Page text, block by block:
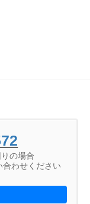
の場合
わせください